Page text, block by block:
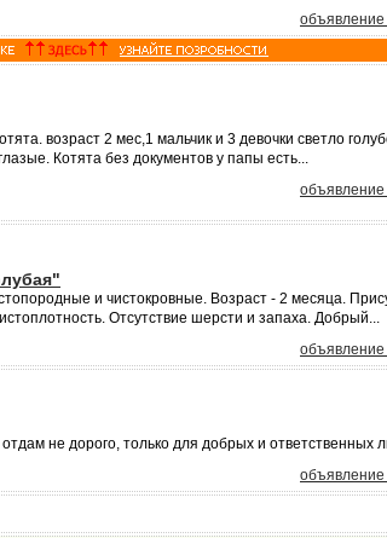
возраст 2 мес,1 мальчик и 3 девочки светло
Котята без документов у папы есть...
и чистокровные. Возраст - 2 месяца.
Отсутствие шерсти и запаха. Добрый...
не дорого, только для добрых и ответственных